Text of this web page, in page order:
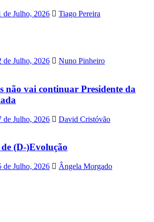
de Julho, 2026 Tiago Pereira
de Julho, 2026 Nuno Pinheiro
não vai continuar Presidente da
de Julho, 2026 David Cristóvão
(D-)Evolução
de Julho, 2026
Ângela Morgado